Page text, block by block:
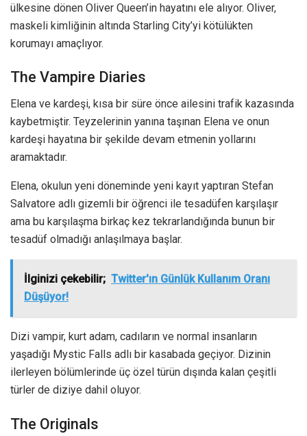
ülkesine dönen Oliver Queen’in hayatını ele alıyor. Oliver,
maskeli kimliğinin altında Starling City’yi kötülükten
korumayı amaçlıyor.
The Vampire Diaries
Elena ve kardeşi, kısa bir süre önce ailesini trafik kazasında
kaybetmiştir. Teyzelerinin yanına taşınan Elena ve onun
kardeşi hayatına bir şekilde devam etmenin yollarını
aramaktadır.
Elena, okulun yeni döneminde yeni kayıt yaptıran Stefan
Salvatore adlı gizemli bir öğrenci ile tesadüfen karşılaşır
ama bu karşılaşma birkaç kez tekrarlandığında bunun bir
tesadüf olmadığı anlaşılmaya başlar.
İlginizi çekebilir; Twitter'ın Günlük Kullanım Oranı
Düşüyor!
Dizi vampir, kurt adam, cadıların ve normal insanların
yaşadığı Mystic Falls adlı bir kasabada geçiyor. Dizinin
ilerleyen bölümlerinde üç özel türün dışında kalan çeşitli
türler de diziye dahil oluyor.
The Originals